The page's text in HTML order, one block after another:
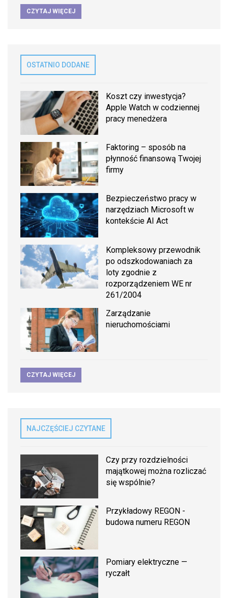
CZYTAJ WIĘCEJ
OSTATNIO DODANE
Koszt czy inwestycja?
Apple Watch w codziennej
pracy menedżera
Faktoring – sposób na
płynność finansową Twojej
firmy
Bezpieczeństwo pracy w
narzędziach Microsoft w
kontekście AI Act
Kompleksowy przewodnik
po odszkodowaniach za
loty zgodnie z
rozporządzeniem WE nr
261/2004
Zarządzanie
nieruchomościami
CZYTAJ WIĘCEJ
NAJCZĘŚCIEJ CZYTANE
Czy przy rozdzielności
majątkowej można rozliczać
się wspólnie?
Przykładowy REGON -
budowa numeru REGON
Pomiary elektryczne —
ryczałt